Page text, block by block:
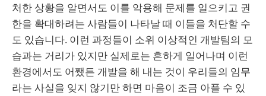
처한 상황을 알면서도 이를 악용해 문제를 일으키고 권
한을 확대하려는 사람들이 나타날 때 이들을 처단할 수
도 있습니다. 이런 과정들이 소위 이상적인 개발팀의 모
습과는 거리가 있지만 실제로는 흔하게 일어나며 이런
환경에서도 어쨌든 개발을 해 내는 것이 우리들의 임무
라는 사실을 잊지 않기만 하면 마음이 조금 아플 수 있